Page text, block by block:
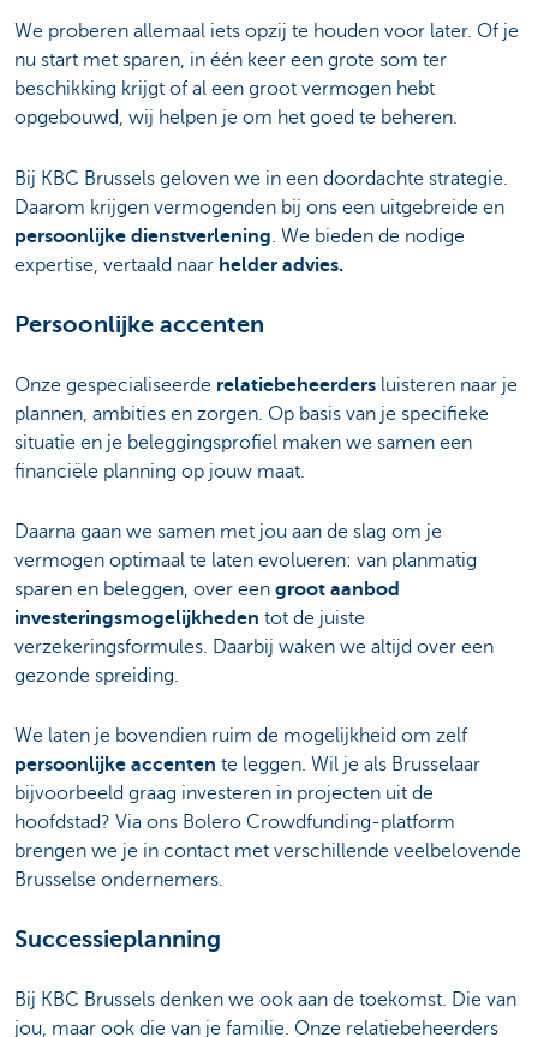
We proberen allemaal iets opzij te houden voor later. Of je
nu start met sparen, in één keer een grote som ter
beschikking krijgt of al een groot vermogen hebt
opgebouwd, wij helpen je om het goed te beheren.
Bij KBC Brussels geloven we in een doordachte strategie.
Daarom krijgen vermogenden bij ons een uitgebreide en
persoonlijke dienstverlening . We bieden de nodige
expertise, vertaald naar helder advies.
Persoonlijke accenten
Onze gespecialiseerde relatiebeheerders luisteren naar je
plannen, ambities en zorgen. Op basis van je specifieke
situatie en je beleggingsprofiel maken we samen een
financiële planning op jouw maat.
Daarna gaan we samen met jou aan de slag om je
vermogen optimaal te laten evolueren: van planmatig
sparen en beleggen, over een groot aanbod
investeringsmogelijkheden tot de juiste
verzekeringsformules. Daarbij waken we altijd over een
gezonde spreiding.
We laten je bovendien ruim de mogelijkheid om zelf
persoonlijke accenten te leggen. Wil je als Brusselaar
bijvoorbeeld graag investeren in projecten uit de
hoofdstad? Via ons Bolero Crowdfunding-platform
brengen we je in contact met verschillende veelbelovende
Brusselse ondernemers.
Successieplanning
Bij KBC Brussels denken we ook aan de toekomst. Die van
jou, maar ook die van je familie. Onze relatiebeheerders